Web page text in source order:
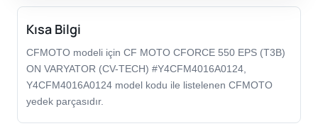
Kısa Bilgi
CFMOTO modeli için CF MOTO CFORCE 550 EPS (T3B)
ON VARYATOR (CV-TECH) #Y4CFM4016A0124,
Y4CFM4016A0124 model kodu ile listelenen CFMOTO
yedek parçasıdır.